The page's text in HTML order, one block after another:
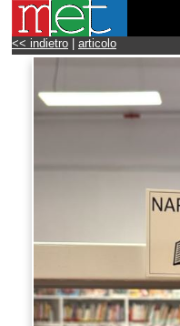
<< indietro articolo